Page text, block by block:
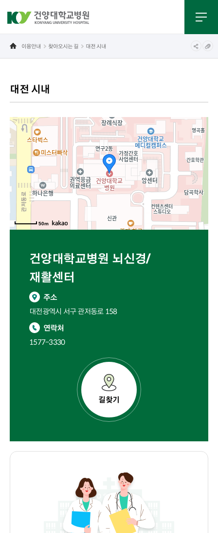
이용안내 찾아오시는 길 대전 시내
대전 시내
50m
건양대학교병원 뇌신경/
재활센터
주소
대전광역시 서구 관저동로 158
연락처
1577-3330
길찾기